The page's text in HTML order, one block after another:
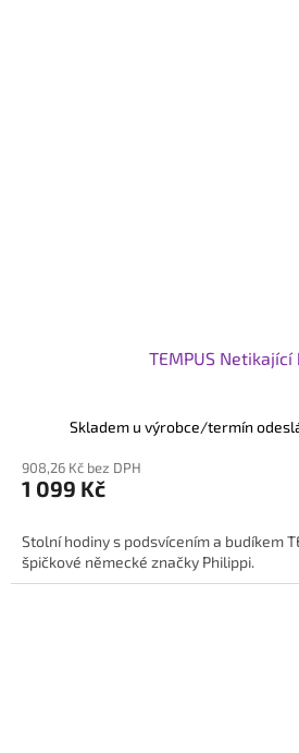
TEMPUS Netikající
Skladem u výrobce/termín
908,26 Kč bez DPH
1 099 Kč
Stolní hodiny s podsvícením a budíkem
špičkové německé značky Philippi.